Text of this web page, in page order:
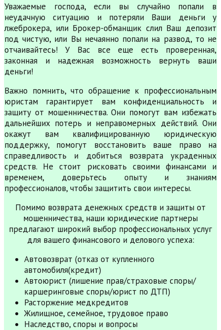
Уважаемые господа, если вы случайно попали в
неудачную ситуацию и потеряли Ваши деньги у
лжеброкера, или Брокер-обманщик слил Ваш депозит
под чистую, или Вы нечаянно попали на развод, то не
отчаивайтесь! У Вас все еще есть проверенная,
законная и надежная возможность вернуть ваши
деньги!
Важно помнить, что обращение к профессиональным
юристам гарантирует вам конфиденциальность и
защиту от мошенничества. Они помогут вам избежать
дальнейших потерь и неправомерных действий. Они
окажут вам квалифицированную юридическую
поддержку, помогут восстановить ваше право на
справедливость и добиться возврата украденных
средств. Не стоит рисковать своими финансами и
временем, доверьтесь опыту и знаниям
профессионалов, чтобы защитить свои интересы.
Помимо возврата денежных средств и защиты от
мошенничества, наши юридические партнеры
предлагают широкий выбор профессиональных услуг
для вашего финансового и делового успеха:
Автовозврат (отказ от купленного
автомобиля(кредит)
Автоюрист (лишение прав/страховые споры/
каршеринговые споры/юрист по ДТП)
Расторжение медкредитов
Жилищное, семейное, трудовое право
Наследство, споры и вопросы